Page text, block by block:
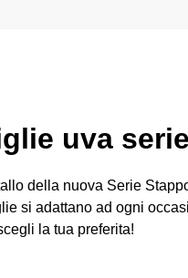
uva
della nuova Serie
si adattano ad ogni
la tua preferita!